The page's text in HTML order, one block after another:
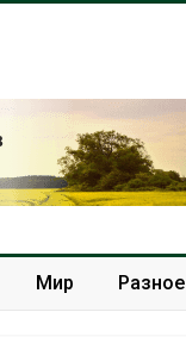
Мир Разное